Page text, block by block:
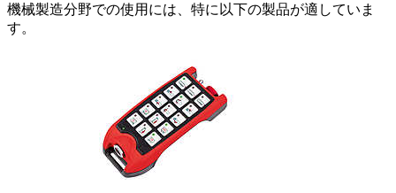
機械製造分野での使用には、特に以下の製品が適していま
す。